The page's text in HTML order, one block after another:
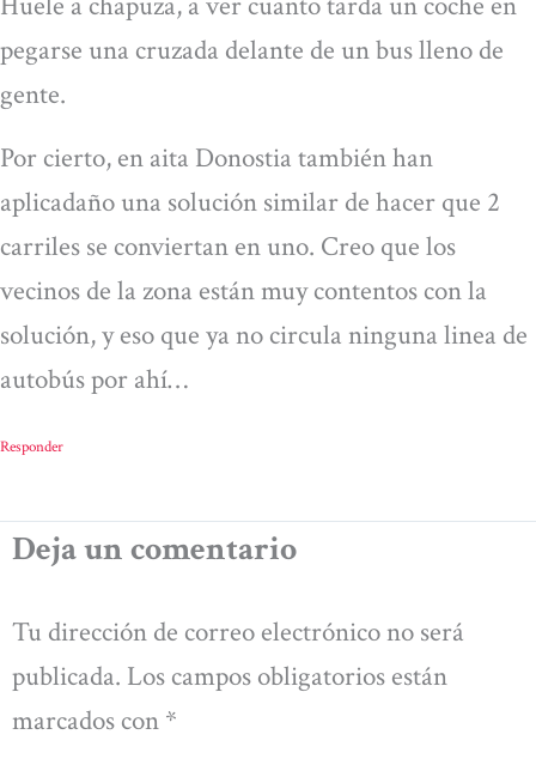
pegarse una cruzada delante de un bus lleno de
gente.
Por cierto, en aita Donostia también han
aplicadaño una solución similar de hacer que 2
carriles se conviertan en uno. Creo que los
vecinos de la zona están muy contentos con la
solución, y eso que ya no circula ninguna linea de
autobús por ahí…
Responder
Deja un comentario
Tu dirección de correo electrónico no será
publicada. Los campos obligatorios están
marcados con *